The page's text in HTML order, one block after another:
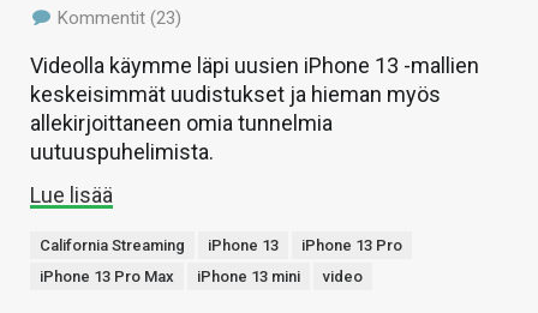
Kommentit (23)
Videolla käymme läpi uusien iPhone 13 -mallien
keskeisimmät uudistukset ja hieman myös
allekirjoittaneen omia tunnelmia
uutuuspuhelimista.
Lue lisää
California Streaming iPhone 13
iPhone 13 Pro
iPhone 13 Pro Max
iPhone 13 mini video